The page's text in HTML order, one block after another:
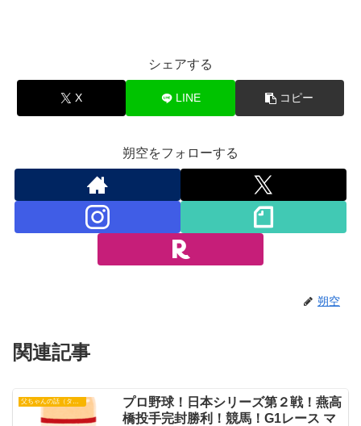
シェアする
X LINE コピー
朔空をフォローする
朔空
関連記事
プロ野球！日本シリーズ第２戦！燕高
橋投手完封勝利！競馬！G1レース マ